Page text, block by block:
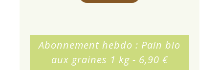
Abonnement hebdo : Pain bio
aux graines 1 kg - 6,90 €